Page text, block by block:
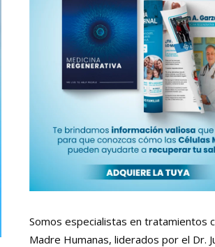
Somos especialistas en tratamientos
Madre Humanas, liderados por el Dr.